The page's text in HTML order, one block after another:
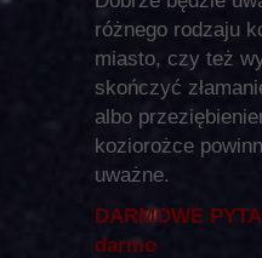
różnego rodzaju
miasto, czy też
skończyć
albo
koziorożce
uważne.
DARMOWE
darmo